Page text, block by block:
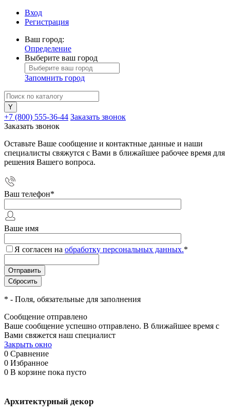
Вход
Регистрация
Ваш город:
Определение
Выберите ваш город
Запомнить город
+7 (800) 555-36-44 Заказать звонок
Заказать звонок
Оставьте Ваше сообщение и контактные данные и наши
специалисты свяжутся с Вами в ближайшее рабочее время для
решения Вашего вопроса.
Ваш телефон*
Ваше имя
Я согласен на обработку персональных данных.*
* - Поля, обязательные для заполнения
Сообщение отправлено
Ваше сообщение успешно отправлено. В ближайшее время с
Вами свяжется наш специалист
Закрыть окно
0 Сравнение
0 Избранное
0 В корзине пока пусто
Архитектурный декор